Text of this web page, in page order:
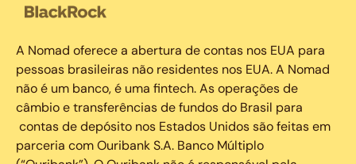
A Nomad oferece a abertura de contas nos EUA para
pessoas brasileiras não residentes nos EUA. A Nomad
não é um banco, é uma fintech. As operações de
câmbio e transferências de fundos do Brasil para
contas de depósito nos Estados Unidos são feitas em
parceria com Ouribank S.A. Banco Múltiplo